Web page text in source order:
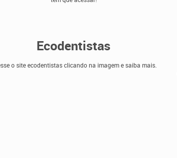
Ecodentistas
o site ecodentistas clicando na imagem e saiba mais.